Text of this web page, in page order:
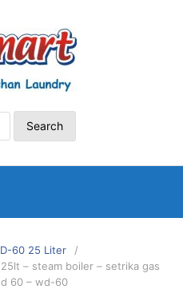
Search
60 25 Liter
– steam boiler – setrika gas
60 – wd-60